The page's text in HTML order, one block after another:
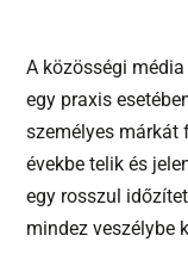
A közösségi
egy praxis
személyes márkát
évekbe telik és
egy rosszul
mindez veszélybe